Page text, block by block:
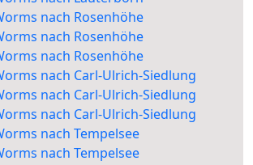
nach Rosenhöhe
nach Rosenhöhe
nach Rosenhöhe
nach Carl-Ulrich-Siedlung
nach Carl-Ulrich-Siedlung
nach Carl-Ulrich-Siedlung
nach Tempelsee
nach Tempelsee